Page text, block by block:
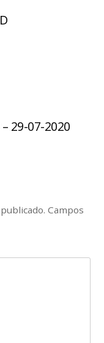
29-07-2020
Campos